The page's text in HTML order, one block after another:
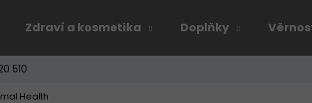
Zdraví a kosmetika Doplňky
510
Health
Co potřebujete najít?